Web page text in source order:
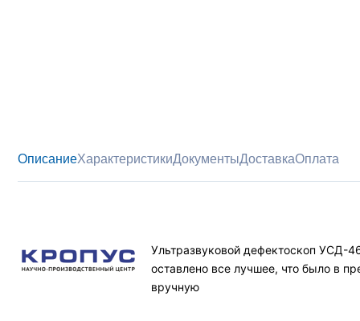
ОписаниеХарактеристикиДокументыДоставкаОплата
Ультразвуковой дефектоскоп УСД-
оставлено все лучшее, что было в
вручную